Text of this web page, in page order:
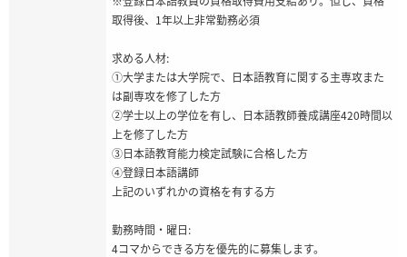
取得後、1年以上非常勤務必須
求める人材:
①大学または大学院で、日本語教育に関する主専攻また
は副専攻を修了した方
②学士以上の学位を有し、日本語教師養成講座420時間以
上を修了した方
③日本語教育能力検定試験に合格した方
④登録日本語講師
上記のいずれかの資格を有する方
勤務時間・曜日:
4コマからできる方を優先的に募集します。